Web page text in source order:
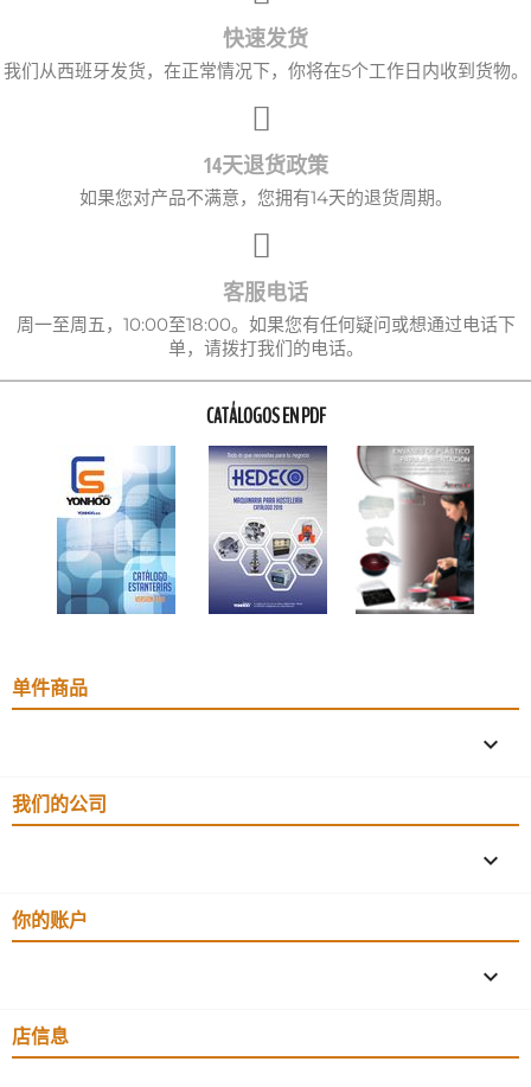
快速发货
我们从西班牙发货，在正常情况下，你将在5个工作日内收到货物。
14天退货政策
如果您对产品不满意，您拥有14天的退货周期。
客服电话
周一至周五，10:00至18:00。如果您有任何疑问或想通过电话下
单，请拨打我们的电话。
CATÁLOGOS EN PDF
单件商品

我们的公司

你的账户

店信息